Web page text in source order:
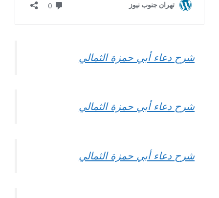
شرح دعاء أبي حمزة الثمالي
شرح دعاء أبي حمزة الثمالي
شرح دعاء أبي حمزة الثمالي